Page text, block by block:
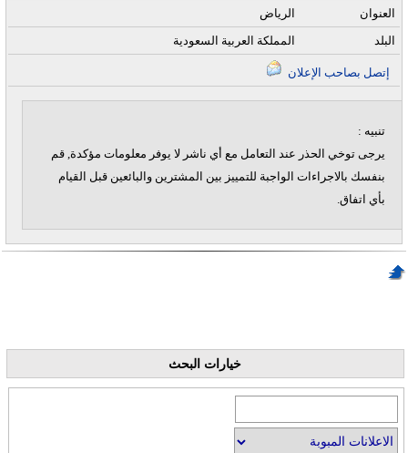
الرياض
العنوان
المملكة العربية السعودية
البلد
تنبيه :
يرجى توخي الحذر عند التعامل مع أي ناشر لا يوفر معلومات مؤكدة, قم
بنفسك بالاجراءات الواجبة للتمييز بين المشترين والبائعين قبل القيام
بأي اتفاق.
خيارات البحث